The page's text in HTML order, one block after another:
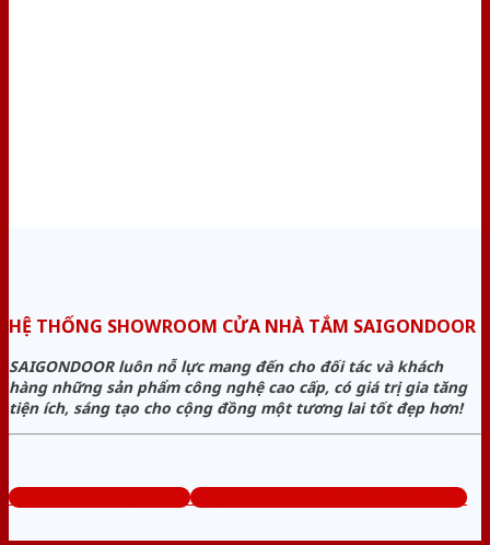
HỆ THỐNG SHOWROOM CỬA NHÀ TẮM SAIGONDOOR
SAIGONDOOR luôn nỗ lực mang đến cho đối tác và khách
hàng những sản phẩm công nghệ cao cấp, có giá trị gia tăng
tiện ích, sáng tạo cho cộng đồng một tương lai tốt đẹp hơn!
www.cuanhuavango.com Tổng đài tư vấn miễn phí: 0824.400.400